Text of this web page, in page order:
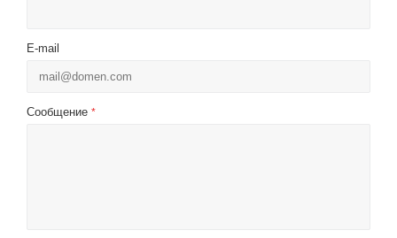
E-mail
Сообщение *